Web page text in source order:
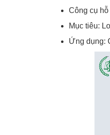
Công cụ
Mục tiêu:
Ứng dụng: